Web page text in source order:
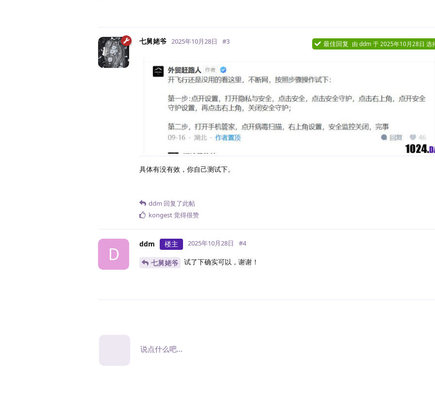
七舅姥爷 2025年10月28日 #3 最佳回复 由 ddm 于2025年10月28日 选
具体有没有效，你自己测试下。
ddm 回复了此帖
kongest觉得很赞
D ddm 楼主 2025年10月28日 #4
七舅姥爷 试了下确实可以，谢谢！
说点什么吧...